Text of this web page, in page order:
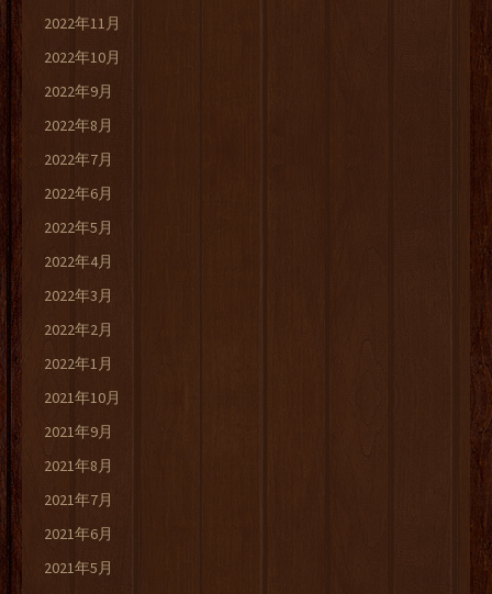
2022年11月
2022年10月
2022年9月
2022年8月
2022年7月
2022年6月
2022年5月
2022年4月
2022年3月
2022年2月
2022年1月
2021年10月
2021年9月
2021年8月
2021年7月
2021年6月
2021年5月